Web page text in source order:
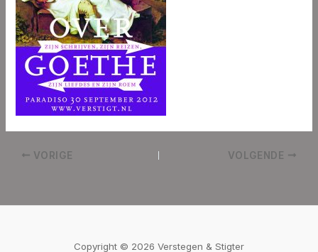
VORIGE VOLGENDE
Copyright © 2026 Verstegen & Stigter